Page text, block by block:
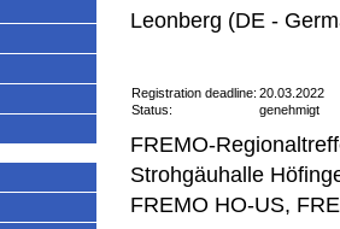
Leonberg (DE -
Registration deadline: 20.03.2022
Status:
genehmigt
FREMO-
Strohgäuhalle
FREMO HO-US,